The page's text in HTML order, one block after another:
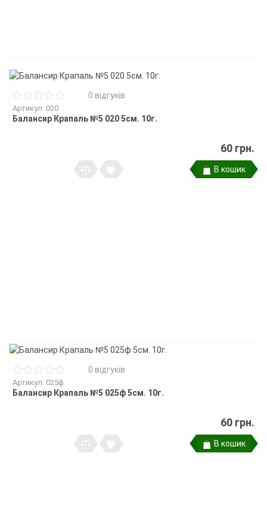
0 відгуків
Артикул: 020
Балансир Крапаль №5 020 5см. 10г.
60 грн.
В кошик
0 відгуків
Артикул: 025ф
Балансир Крапаль №5 025ф 5см. 10г.
60 грн.
В кошик